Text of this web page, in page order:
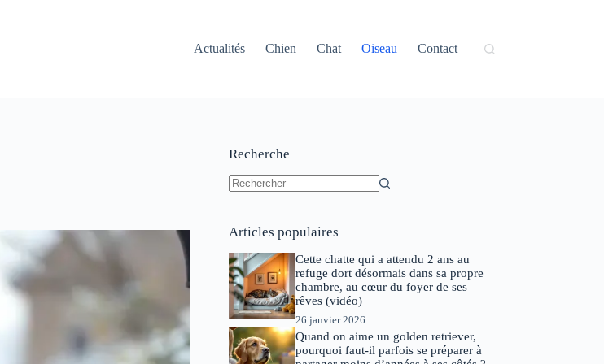
Actualités
Chien Chat Oiseau Contact
Recherche
Articles populaires
Cette chatte qui a attendu 2 ans au
refuge dort désormais dans sa propre
chambre, au cœur du foyer de ses
rêves (vidéo)
26 janvier 2026
Quand on aime un golden retriever,
pourquoi faut-il parfois se préparer à